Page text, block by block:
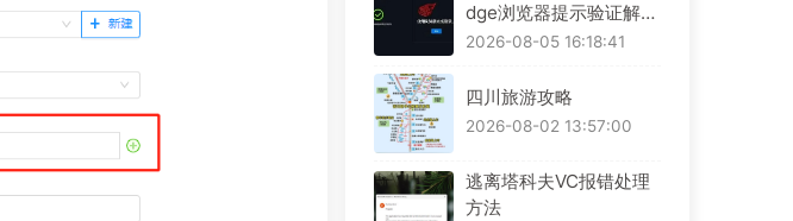
dge浏览器提示验证解决
方案
2026-08-05 16:18:41
四川旅游攻略
2026-08-02 13:57:00
逃离塔科夫VC报错处理
方法